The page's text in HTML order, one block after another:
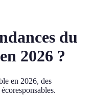
du
2026 ?
en 2026, des